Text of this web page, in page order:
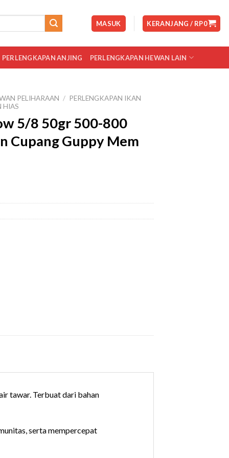
MASUK KERANJANG / RP0
PERLENGKAPAN ANJING PERLENGKAPAN HEWAN LAIN
PELIHARAAN / PERLENGKAPAN IKAN
HIAS
5/8 50gr 500-800
Cupang Guppy Mem
tawar. Terbuat dari bahan
serta mempercepat